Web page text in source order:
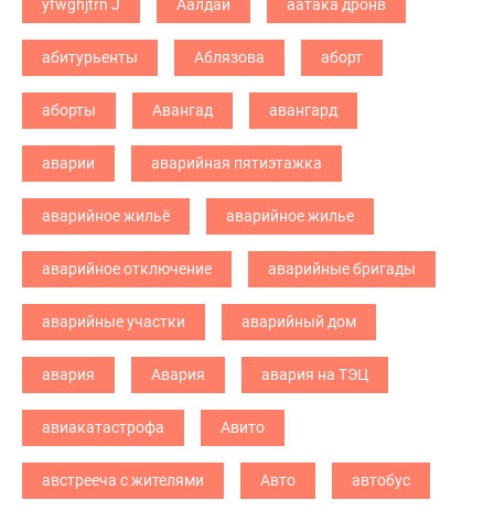
yfwghjtrn J Аалдай аатака дронв
абитурьенты Аблязова аборт
аборты Авангад авангард
аварии аварийная пятиэтажка
аварийное жильё аварийное жилье
аварийное отключение аварийные бригады
аварийные участки аварийный дом
авария Авария авария на ТЭЦ
авиакатастрофа Авито
австрееча с жителями Авто автобус